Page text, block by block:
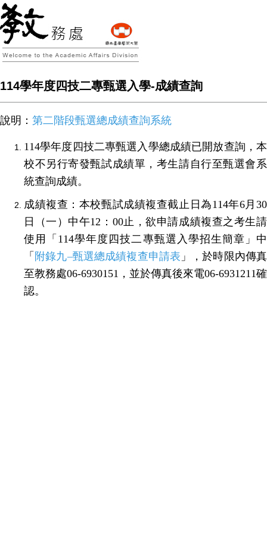
114學年度四技二專甄選入學-成績查詢
說明： 第二階段甄選總成績查詢系統
114學年度四技二專甄選入學總成績已開放查詢，本
校不另行寄發甄試成績單，考生請自行至甄選會系
統查詢成績。
成績複查：本校甄試成績複查截止日為114年6月30
日（一）中午12 ： 00止，欲申請成績複查之考生請
使用「 114學年度四技二專甄選入學招生簡章」中
「 附錄九–甄選總成績複查申請表 」，於時限內傳真
至教務處06-6930151 ，並於傳真後來電06-6931211確
認。